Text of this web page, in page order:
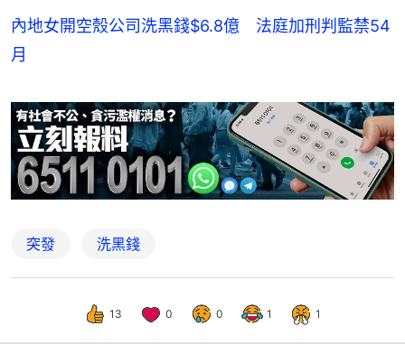
內地女開空殼公司洗黑錢$6.8億 法庭加刑判監禁54
月
突發 洗黑錢
13 0 0 1 1